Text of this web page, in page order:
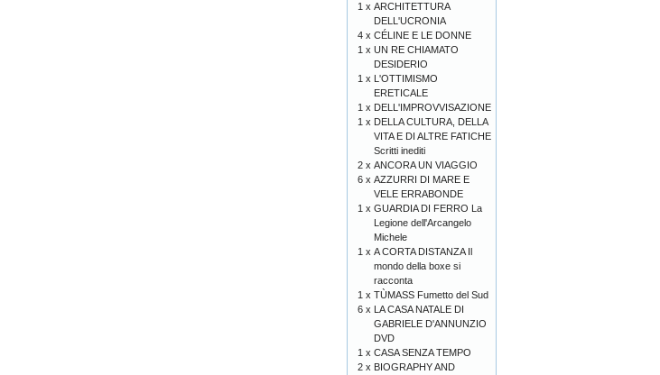
1 x ARCHITETTURA
DELL'UCRONIA
4 x CÉLINE E LE DONNE
1 x UN RE CHIAMATO
DESIDERIO
1 x L'OTTIMISMO
ERETICALE
1 x DELL'IMPROVVISAZIONE
1 x DELLA CULTURA, DELLA
VITA E DI ALTRE FATICHE
Scritti inediti
2 x ANCORA UN VIAGGIO
6 x AZZURRI DI MARE E
VELE ERRABONDE
1 x GUARDIA DI FERRO La
Legione dell'Arcangelo
Michele
1 x A CORTA DISTANZA Il
mondo della boxe si
racconta
1 x TÙMASS Fumetto del Sud
6 x LA CASA NATALE DI
GABRIELE D'ANNUNZIO
DVD
1 x CASA SENZA TEMPO
2 x BIOGRAPHY AND